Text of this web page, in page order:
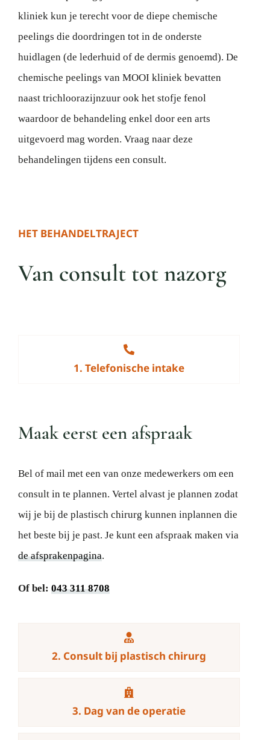
kliniek kun je terecht voor de diepe chemische
peelings die doordringen tot in de onderste
huidlagen (de lederhuid of de dermis genoemd). De
chemische peelings van MOOI kliniek bevatten
naast trichloorazijnzuur ook het stofje fenol
waardoor de behandeling enkel door een arts
uitgevoerd mag worden. Vraag naar deze
behandelingen tijdens een consult.
HET BEHANDELTRAJECT
Van consult tot nazorg
1. Telefonische intake
Maak eerst een afspraak
Bel of mail met een van onze medewerkers om een
consult in te plannen. Vertel alvast je plannen zodat
wij je bij de plastisch chirurg kunnen inplannen die
het beste bij je past. Je kunt een afspraak maken via
de afsprakenpagina.
Of bel: 043 311 8708
2. Consult bij plastisch chirurg
3. Dag van de operatie